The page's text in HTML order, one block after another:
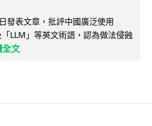
發表文章，批評中國廣泛使用
LLM」等英文術語，認為做法侵蝕
全文